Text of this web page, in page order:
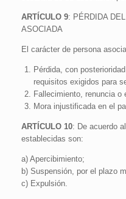
ARTÍCULO 9: PÉRDIDA
ASOCIADA
El carácter de persona
Pérdida, con
requisitos exigidos para
Fallecimiento, renuncia o
Mora injustificada en el
ARTÍCULO 10: De acuerdo
establecidas son:
a) Apercibimiento;
b) Suspensión, por el plazo
c) Expulsión.